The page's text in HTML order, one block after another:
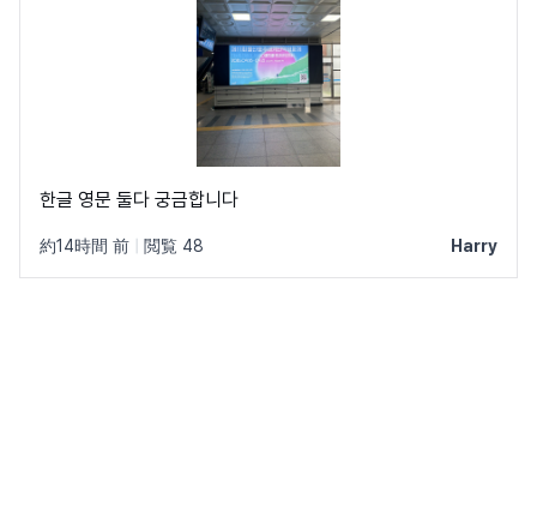
한글 영문 둘다 궁금합니다
約14時間 前 閲覧 48 Harry